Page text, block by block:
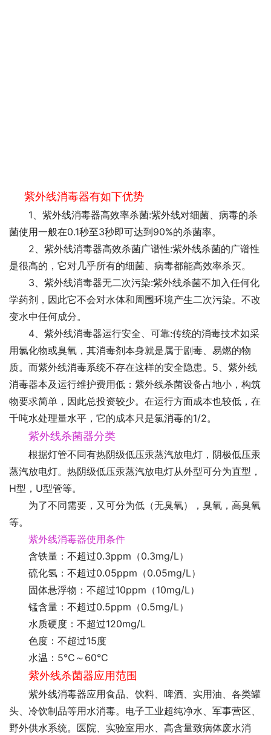
紫外线消毒器有如下优势
1、紫外线消毒器高效率杀菌:紫外线对细菌、病毒的杀
菌使用一般在0.1秒至3秒即可达到90%的杀菌率。
2、紫外线消毒器高效杀菌广谱性:紫外线杀菌的广谱性
是很高的，它对几乎所有的细菌、病毒都能高效率杀灭。
3、紫外线消毒器无二次污染:紫外线杀菌不加入任何化
学药剂，因此它不会对水体和周围环境产生二次污染。不改
变水中任何成分。
4、紫外线消毒器运行安全、可靠:传统的消毒技术如采
用氯化物或臭氧，其消毒剂本身就是属于剧毒、易燃的物
质。而紫外线消毒系统不存在这样的安全隐患。5、紫外线
消毒器本及运行维护费用低：紫外线杀菌设备占地小，构筑
物要求简单，因此总投资较少。在运行方面成本也较低，在
千吨水处理量水平，它的成本只是氯消毒的1/2。
紫外线杀菌器分类
根据灯管不同有热阴级低压汞蒸汽放电灯，阴极低压汞
蒸汽放电灯。热阴级低压汞蒸汽放电灯从外型可分为直型，
H型，U型管等。
为了不同需要，又可分为低（无臭氧），臭氧，高臭氧
等。
紫外线消毒器使用条件
含铁量：不超过0.3ppm（0.3mg/L）
硫化氢：不超过0.05ppm（0.05mg/L）
固体悬浮物：不超过10ppm（10mg/L）
锰含量：不超过0.5ppm（0.5mg/L）
水质硬度：不超过120mg/L
色度：不超过15度
水温：5℃～60℃
紫外线杀菌器应用范围
紫外线消毒器应用食品、饮料、啤酒、实用油、各类罐
头、冷饮制品等用水消毒。电子工业超纯净水、军事营区、
野外供水系统。医院、实验室用水、高含量致病体废水消